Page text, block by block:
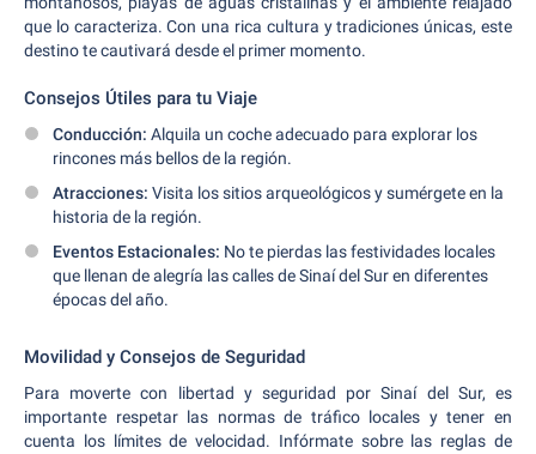
que lo caracteriza. Con una rica cultura y tradiciones únicas, este
destino te cautivará desde el primer momento.
Consejos Útiles para tu Viaje
Conducción: Alquila un coche adecuado para explorar los
rincones más bellos de la región.
Atracciones: Visita los sitios arqueológicos y sumérgete en la
historia de la región.
Eventos Estacionales: No te pierdas las festividades locales
que llenan de alegría las calles de Sinaí del Sur en diferentes
épocas del año.
Movilidad y Consejos de Seguridad
Para moverte con libertad y seguridad por Sinaí del Sur, es
importante respetar las normas de tráfico locales y tener en
cuenta los límites de velocidad. Infórmate sobre las reglas de